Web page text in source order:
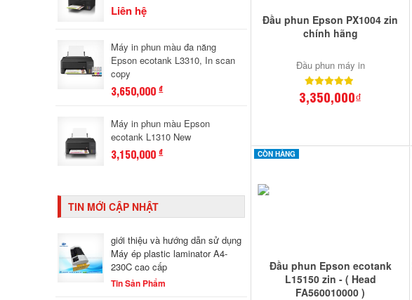
Đầu phun Epson PX1004 zin
chính hãng
Đầu phun máy in
3,350,000₫
CÒN HÀNG
Đầu phun Epson ecotank
L15150 zin - ( Head
FA560010000 )
Liên hệ
Máy in phun màu đa năng
Epson ecotank L3310, In scan
copy
3,650,000đ
Máy in phun màu Epson
ecotank L1310 New
3,150,000đ
TIN MỚI CẬP NHẬT
giới thiệu và hướng dẫn sử dụng
Máy ép plastic laminator A4-
230C cao cấp
Tin Sản Phẩm